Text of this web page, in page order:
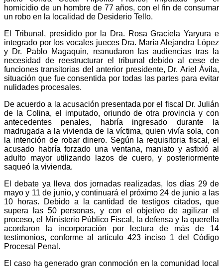
homicidio de un hombre de 77 años, con el fin de consumar
un robo en la localidad de Desiderio Tello.
El Tribunal, presidido por la Dra. Rosa Graciela Yaryura e
integrado por los vocales jueces Dra. María Alejandra López
y Dr. Pablo Magaquin, reanudaron las audiencias tras la
necesidad de reestructurar el tribunal debido al cese de
funciones transitorias del anterior presidente, Dr. Ariel Ávila,
situación que fue consentida por todas las partes para evitar
nulidades procesales.
De acuerdo a la acusación presentada por el fiscal Dr. Julián
de la Colina, el imputado, oriundo de otra provincia y con
antecedentes penales, habría ingresado durante la
madrugada a la vivienda de la víctima, quien vivía sola, con
la intención de robar dinero. Según la requisitoria fiscal, el
acusado habría forzado una ventana, maniato y asfixió al
adulto mayor utilizando lazos de cuero, y posteriormente
saqueó la vivienda.
El debate ya lleva dos jornadas realizadas, los días 29 de
mayo y 11 de junio, y continuará el próximo 24 de junio a las
10 horas. Debido a la cantidad de testigos citados, que
supera las 50 personas, y con el objetivo de agilizar el
proceso, el Ministerio Público Fiscal, la defensa y la querella
acordaron la incorporación por lectura de más de 14
testimonios, conforme al artículo 423 inciso 1 del Código
Procesal Penal.
El caso ha generado gran conmoción en la comunidad local